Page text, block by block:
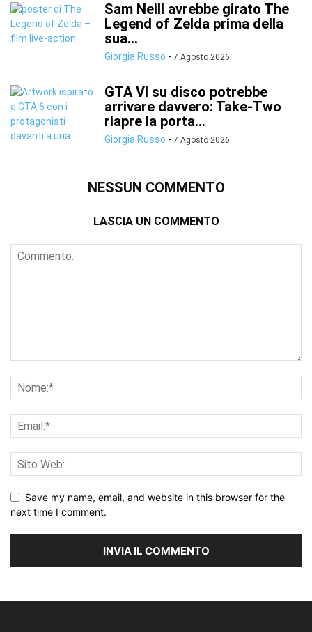
Sam Neill avrebbe girato The
Legend of Zelda prima della
sua...
Giorgia Russo - 7 Agosto 2026
GTA VI su disco potrebbe
arrivare davvero: Take-Two
riapre la porta...
Giorgia Russo - 7 Agosto 2026
NESSUN COMMENTO
LASCIA UN COMMENTO
Save my name, email, and website in this browser for the
next time I comment.